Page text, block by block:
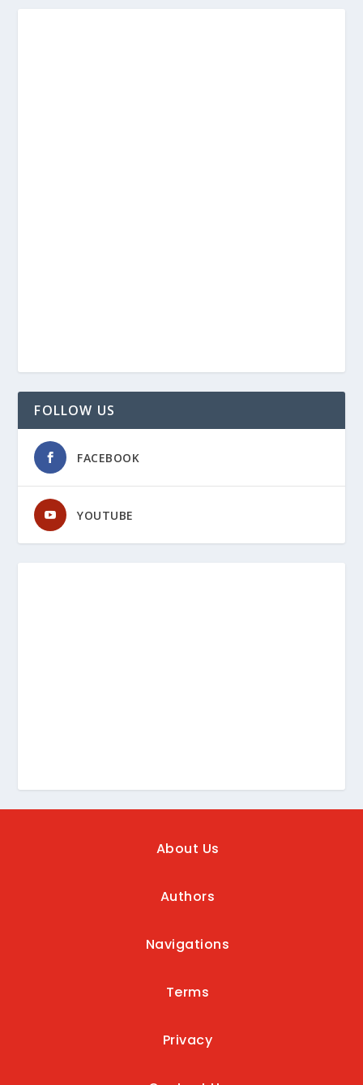
FOLLOW US
FACEBOOK
YOUTUBE
About Us
Authors
Navigations
Terms
Privacy